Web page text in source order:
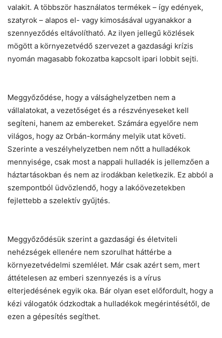
valakit. A többször használatos termékek – így edények,
szatyrok – alapos el- vagy kimosásával ugyanakkor a
szennyeződés eltávolítható. Az ilyen jellegű közlések
mögött a környezetvédő szervezet a gazdasági krízis
nyomán magasabb fokozatba kapcsolt ipari lobbit sejti.
Meggyőződése, hogy a válsághelyzetben nem a
vállalatokat, a vezetőséget és a részvényeseket kell
segíteni, hanem az embereket. Számára egyelőre nem
világos, hogy az Orbán-kormány melyik utat követi.
Szerinte a veszélyhelyzetben nem nőtt a hulladékok
mennyisége, csak most a nappali hulladék is jellemzően a
háztartásokban és nem az irodákban keletkezik. Ez abból a
szempontból üdvözlendő, hogy a lakóövezetekben
fejlettebb a szelektív gyűjtés.
Meggyőződésük szerint a gazdasági és életviteli
nehézségek ellenére nem szorulhat háttérbe a
környezetvédelmi szemlélet. Már csak azért sem, mert
áttételesen az emberi szennyezés is a vírus
elterjedésének egyik oka. Bár olyan eset előfordult, hogy a
kézi válogatók ódzkodtak a hulladékok megérintésétől, de
ezen a gépesítés segíthet.